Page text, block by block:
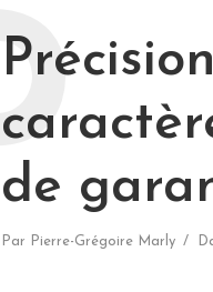
de
Par Pierre-Grégoire Marly
P